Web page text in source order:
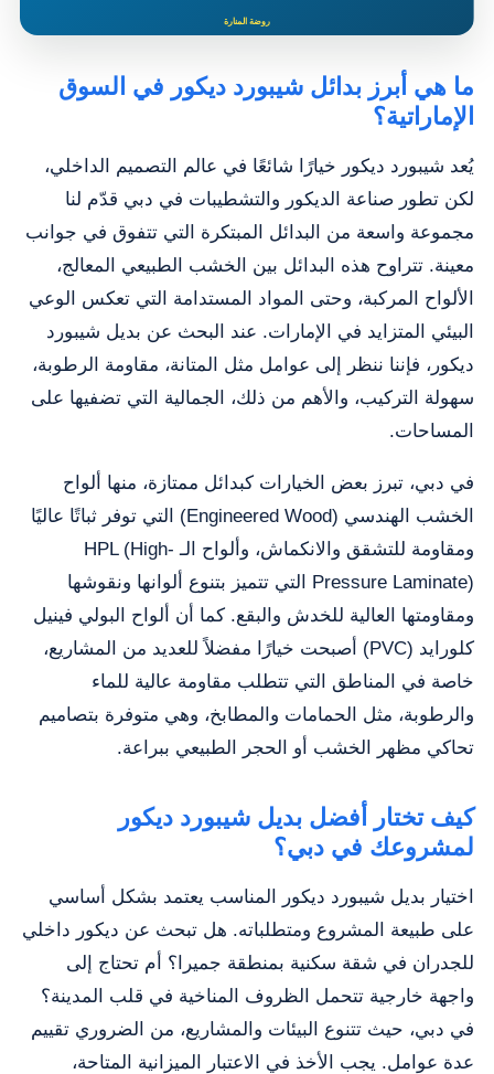
ما هي أبرز بدائل شيبورد ديكور في السوق
الإماراتية؟
يُعد شيبورد ديكور خيارًا شائعًا في عالم التصميم الداخلي،
لكن تطور صناعة الديكور والتشطيبات في دبي قدّم لنا
مجموعة واسعة من البدائل المبتكرة التي تتفوق في جوانب
معينة. تتراوح هذه البدائل بين الخشب الطبيعي المعالج،
الألواح المركبة، وحتى المواد المستدامة التي تعكس الوعي
البيئي المتزايد في الإمارات. عند البحث عن بديل شيبورد
ديكور، فإننا ننظر إلى عوامل مثل المتانة، مقاومة الرطوبة،
سهولة التركيب، والأهم من ذلك، الجمالية التي تضفيها على
المساحات.
في دبي، تبرز بعض الخيارات كبدائل ممتازة، منها ألواح
الخشب الهندسي (Engineered Wood) التي توفر ثباتًا عاليًا
ومقاومة للتشقق والانكماش، وألواح الـ HPL (High-
Pressure Laminate) التي تتميز بتنوع ألوانها ونقوشها
ومقاومتها العالية للخدش والبقع. كما أن ألواح البولي فينيل
كلورايد (PVC) أصبحت خيارًا مفضلاً للعديد من المشاريع،
خاصة في المناطق التي تتطلب مقاومة عالية للماء
والرطوبة، مثل الحمامات والمطابخ، وهي متوفرة بتصاميم
تحاكي مظهر الخشب أو الحجر الطبيعي ببراعة.
كيف تختار أفضل بديل شيبورد ديكور
لمشروعك في دبي؟
اختيار بديل شيبورد ديكور المناسب يعتمد بشكل أساسي
على طبيعة المشروع ومتطلباته. هل تبحث عن ديكور داخلي
للجدران في شقة سكنية بمنطقة جميرا؟ أم تحتاج إلى
واجهة خارجية تتحمل الظروف المناخية في قلب المدينة؟
في دبي، حيث تتنوع البيئات والمشاريع، من الضروري تقييم
عدة عوامل. يجب الأخذ في الاعتبار الميزانية المتاحة،